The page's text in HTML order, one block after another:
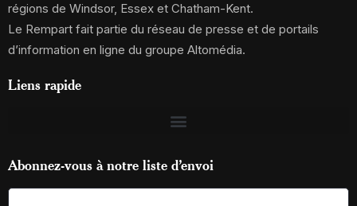
régions de Windsor, Essex et Chatham-Kent.
Le Rempart fait partie du réseau de presse et de portails
d’information en ligne du groupe Altomédia.
Liens rapide
Abonnez-vous à notre liste d’envoi